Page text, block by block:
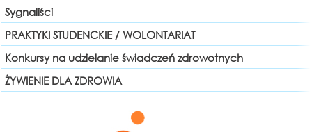
Sygnaliści
PRAKTYKI STUDENCKIE / WOLONTARIAT
Konkursy na udzielanie świadczeń zdrowotnych
ŻYWIENIE DLA ZDROWIA